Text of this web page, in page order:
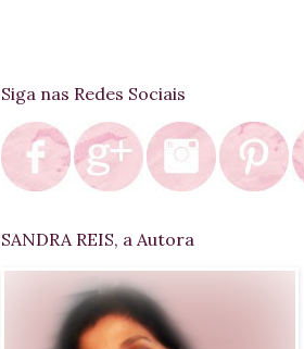
Siga nas Redes Sociais
SANDRA REIS, a Autora